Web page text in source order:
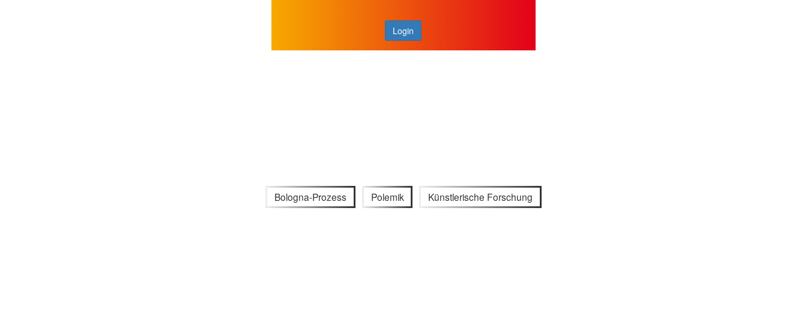
Login
Bologna-Prozess Polemik Künstlerische Forschung